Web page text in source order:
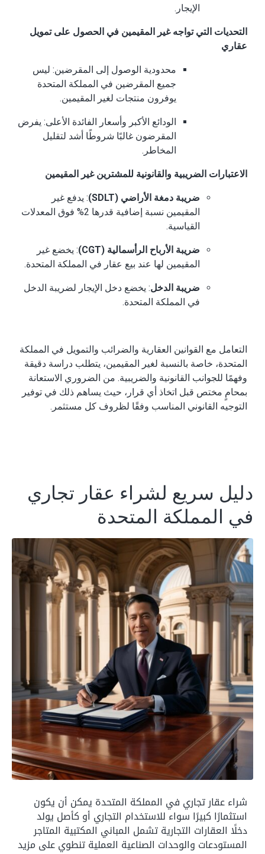
الإيجار.
التحديات التي تواجه غير المقيمين في الحصول على تمويل
عقاري
محدودية الوصول إلى المقرضين: ليس
جميع المقرضين في المملكة المتحدة
يوفرون منتجات لغير المقيمين.
الودائع الأكبر وأسعار الفائدة الأعلى: يفرض
المقرضون غالبًا شروطًا أشد لتقليل
المخاطر.
الاعتبارات الضريبية والقانونية للمشترين غير المقيمين
ضريبة دمغة الأراضي (SDLT)
: يدفع غير
المقيمين نسبة إضافية قدرها 2% فوق المعدلات
القياسية.
ضريبة الأرباح الرأسمالية (CGT)
: يخضع غير
المقيمين لها عند بيع عقار في المملكة المتحدة.
ضريبة الدخل: يخضع دخل الإيجار لضريبة الدخل
في المملكة المتحدة.
التعامل مع القوانين العقارية والضرائب والتمويل في المملكة
المتحدة، خاصة بالنسبة لغير المقيمين، يتطلب دراسة دقيقة
وفهمًا للجوانب القانونية والضريبية. من الضروري الاستعانة
بمحامٍ مختص قبل اتخاذ أي قرار، حيث يساهم ذلك في توفير
التوجيه القانوني المناسب وفقًا لظروف كل مستثمر.
دليل سريع لشراء عقار تجاري
في المملكة المتحدة
شراء عقار تجاري في المملكة المتحدة يمكن أن يكون
استثمارًا كبيرًا سواء للاستخدام التجاري أو كأصل يولد
دخلًا العقارات التجارية تشمل المباني المكتبية المتاجر
المستودعات والوحدات الصناعية العملية تنطوي على مزيد